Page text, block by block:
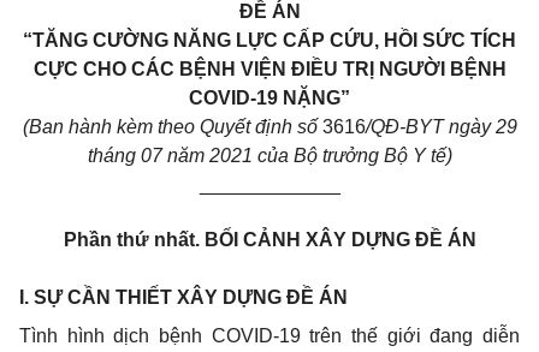
ĐỀ ÁN
“TĂNG CƯỜNG NĂNG LỰC CẤP CỨU, HỒI SỨC TÍCH
CỰC CHO CÁC BỆNH VIỆN ĐIỀU TRỊ NGƯỜI BỆNH
COVID-19 NẶNG”
(Ban hành kèm theo Quyết định số 3616/QĐ-BYT ngày 29
tháng 07 năm 2021 của Bộ trưởng Bộ Y tế)
Phần thứ nhất. BỐI CẢNH XÂY DỰNG ĐỀ ÁN
. SỰ CẦN THIẾT XÂY DỰNG ĐỀ ÁN
Tình hình dịch bệnh COVID-19 trên thế giới đang diễn